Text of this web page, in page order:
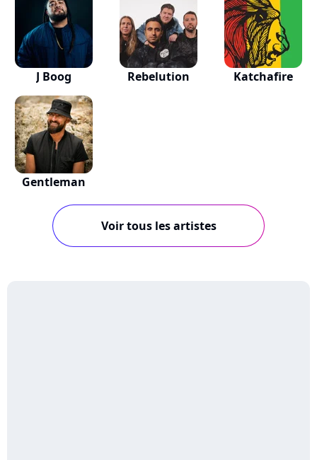
J Boog Rebelution Katchafire
Gentleman
Voir tous les artistes